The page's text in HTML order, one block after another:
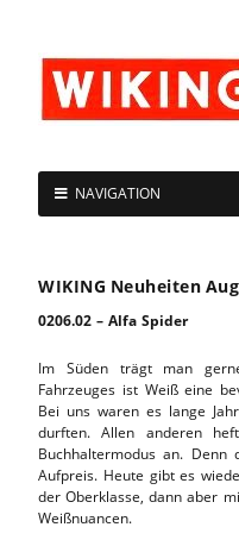
NAVIGATION
WIKING Neuheiten
0206.02 – Alfa Spider
Im Süden trägt man
Fahrzeuges ist Weiß eine
Bei uns waren es lange
durften. Allen anderen
Buchhaltermodus an.
Aufpreis. Heute gibt es
der Oberklasse, dann aber
Weißnuancen.